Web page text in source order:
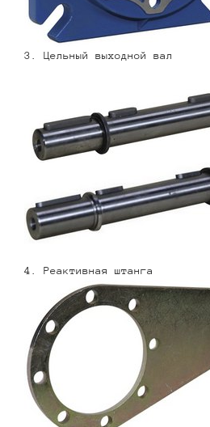
3. Цельный выходной вал
4. Реактивная штанга